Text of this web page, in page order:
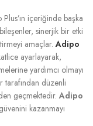
içeriğinde başka
sinerjik bir etki
amaçlar.Adipo
ayarlayarak,
yardımcı olmayı
tarafından düzenli
geçmektedir.Adipo
kazanmayı